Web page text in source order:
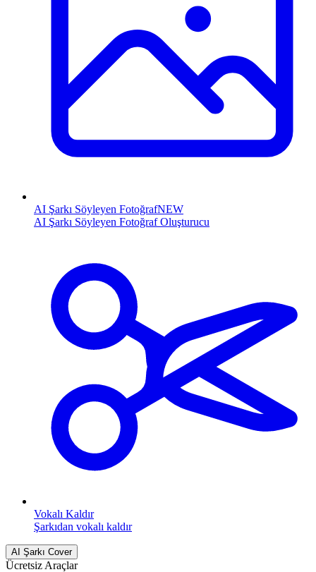
AI Şarkı Söyleyen FotoğrafNEW
AI Şarkı Söyleyen Fotoğraf Oluşturucu
Vokalı Kaldır
Şarkıdan vokalı kaldır
AI Şarkı Cover
Ücretsiz Araçlar